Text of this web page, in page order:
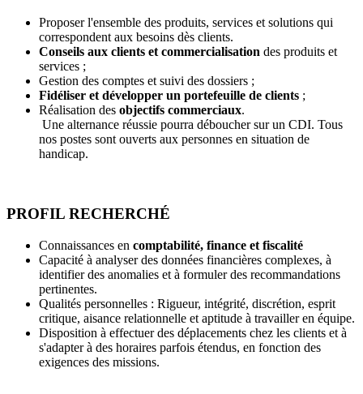
Proposer l'ensemble des produits, services et solutions qui
correspondent aux besoins dès clients.
Conseils aux clients et commercialisation des produits et
services ;
Gestion des comptes et suivi des dossiers ;
Fidéliser et développer un portefeuille de clients ;
Réalisation des objectifs commerciaux.
Une alternance réussie pourra déboucher sur un CDI. Tous
nos postes sont ouverts aux personnes en situation de
handicap.
PROFIL RECHERCHÉ
Connaissances en comptabilité, finance et fiscalité
Capacité à analyser des données financières complexes, à
identifier des anomalies et à formuler des recommandations
pertinentes.
Qualités personnelles : Rigueur, intégrité, discrétion, esprit
critique, aisance relationnelle et aptitude à travailler en équipe.
Disposition à effectuer des déplacements chez les clients et à
s'adapter à des horaires parfois étendus, en fonction des
exigences des missions.